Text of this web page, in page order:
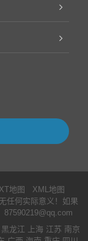
地图
XML地图
任何实际意义！如果
87590219@qq.com
黑龙江 上海 江苏 南京